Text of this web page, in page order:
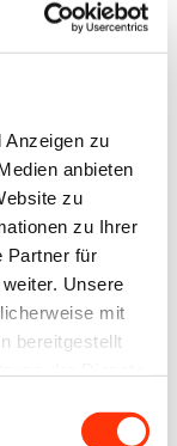
Anzeigen zu
anbieten
zu
zu Ihrer
Partner für
Unsere
mit
bereitgestellt